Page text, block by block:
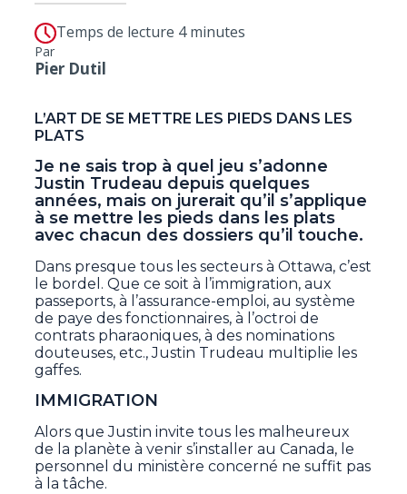
Temps de lecture 4 minutes
Par
Pier Dutil
L’ART DE SE METTRE LES PIEDS DANS LES
PLATS
Je ne sais trop à quel jeu s’adonne
Justin Trudeau depuis quelques
années, mais on jurerait qu’il s’applique
à se mettre les pieds dans les plats
avec chacun des dossiers qu’il touche.
Dans presque tous les secteurs à Ottawa, c’est
le bordel. Que ce soit à l’immigration, aux
passeports, à l’assurance-emploi, au système
de paye des fonctionnaires, à l’octroi de
contrats pharaoniques, à des nominations
douteuses, etc., Justin Trudeau multiplie les
gaffes.
IMMIGRATION
Alors que Justin invite tous les malheureux
de la planète à venir s’installer au Canada, le
personnel du ministère concerné ne suffit pas
à la tâche.